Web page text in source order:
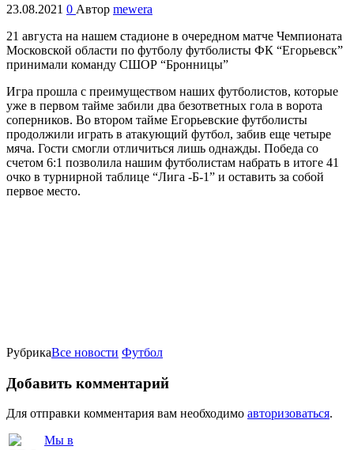
23.08.2021 0 Автор mewera
21 августа на нашем стадионе в очередном матче Чемпионата
Московской области по футболу футболисты ФК “Егорьевск”
принимали команду СШОР “Бронницы”
Игра прошла с преимуществом наших футболистов, которые
уже в первом тайме забили два безответных гола в ворота
соперников. Во втором тайме Егорьевские футболисты
продолжили играть в атакующий футбол, забив еще четыре
мяча. Гости смогли отличиться лишь однажды. Победа со
счетом 6:1 позволила нашим футболистам набрать в итоге 41
очко в турнирной таблице “Лига -Б-1” и оставить за собой
первое место.
РубрикаВсе новости Футбол
Добавить комментарий
Для отправки комментария вам необходимо авторизоваться.